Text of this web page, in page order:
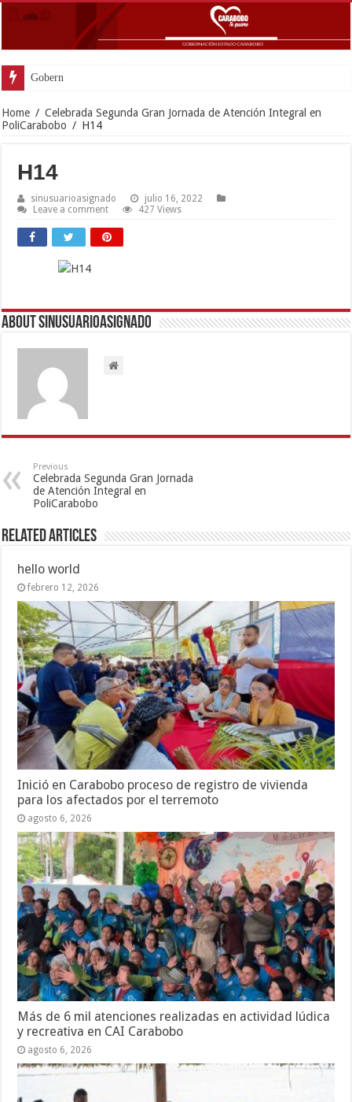
Gobernador Lacava an
Home / Celebrada Segunda Gran Jornada de Atención Integral en
PoliCarabobo / H14
H14
sinusuarioasignado
julio 16, 2022
Leave a comment
427 Views
About sinusuarioasignado
Previous
Celebrada Segunda Gran Jornada
de Atención Integral en
PoliCarabobo
Related Articles
hello world
febrero 12, 2026
Inició en Carabobo proceso de registro de vivienda
para los afectados por el terremoto
agosto 6, 2026
Más de 6 mil atenciones realizadas en actividad lúdica
y recreativa en CAI Carabobo
agosto 6, 2026